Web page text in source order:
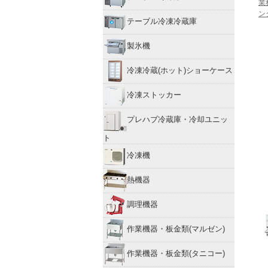
テーブル冷凍冷蔵庫
製氷機
冷凍冷蔵(ホット)ショーケース
冷凍ストッカー
プレハブ冷蔵庫・冷却ユニッ
ト
冷凍機
熱機器
調理機器
作業機器・板金類(マルゼン)
作業機器・板金類(タニコー)
業
ン